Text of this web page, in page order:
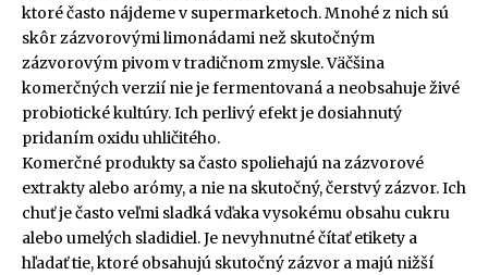
ktoré často nájdeme v supermarketoch. Mnohé z nich sú
skôr zázvorovými limonádami než skutočným
zázvorovým pivom v tradičnom zmysle. Väčšina
komerčných verzií nie je fermentovaná a neobsahuje živé
probiotické kultúry. Ich perlivý efekt je dosiahnutý
pridaním oxidu uhličitého.
Komerčné produkty sa často spoliehajú na zázvorové
extrakty alebo arómy, a nie na skutočný, čerstvý zázvor. Ich
chuť je často veľmi sladká vďaka vysokému obsahu cukru
alebo umelých sladidiel. Je nevyhnutné čítať etikety a
hľadať tie, ktoré obsahujú skutočný zázvor a majú nižší